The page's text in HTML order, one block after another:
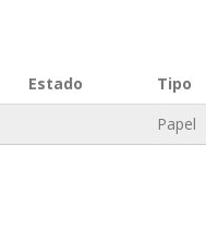
Estado Tipo
Papel